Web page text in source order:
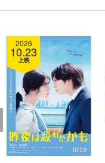
2026
10.23
上映